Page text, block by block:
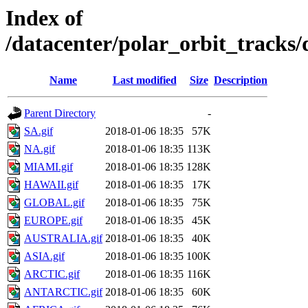
Index of
/datacenter/polar_orbit_tracks/
Name Last modified Size Description
Parent Directory
-
SA.gif
2018-01-06 18:35
57K
NA.gif
2018-01-06 18:35 113K
MIAMI.gif
2018-01-06 18:35 128K
HAWAII.gif
2018-01-06 18:35
17K
GLOBAL.gif
2018-01-06 18:35
75K
EUROPE.gif
2018-01-06 18:35
45K
AUSTRALIA.gif 2018-01-06 18:35
40K
ASIA.gif
2018-01-06 18:35 100K
ARCTIC.gif
2018-01-06 18:35 116K
ANTARCTIC.gif 2018-01-06 18:35
60K